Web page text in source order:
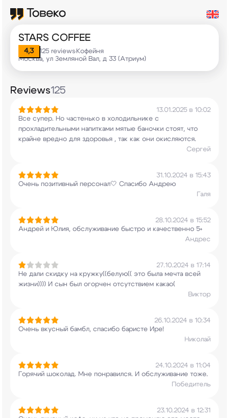
STARS COFFEE
4,3 125 reviews•Кофейня
Москва, ул Земляной Вал, д 33 (Атриум)
Reviews125
13.01.2025 в 10:02
Все супер. Но частенько в холодильнике с
прохладительными напитками мятые баночки стоят, что
крайне вредно для здоровья , так как они окисляются.
Сергей
31.10.2024 в 15:43
Очень позитивный персонал🤍 Спасибо Андрею
Галя
28.10.2024 в 15:52
Андрей и Юлия, обслуживание быстро и качественно 5+
Андрес
27.10.2024 в 17:14
Не дали скидку на кружку((белую(( это была мечта всей
жизни)))) И сын был огорчен отсутствием какао(
Виктор
26.10.2024 в 10:34
Очень вкусный бамбл, спасибо баристе Ире!
Николай
24.10.2024 в 11:04
Горячий шоколад. Мне понравился. И обслуживание тоже.
Победитель
23.10.2024 в 12:31